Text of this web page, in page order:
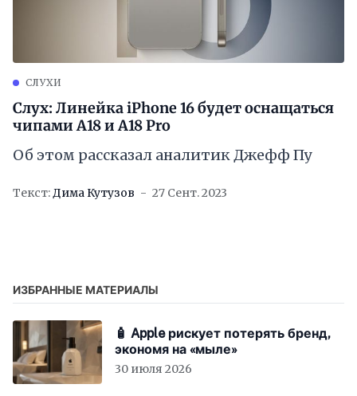
СЛУХИ
Слух: Линейка iPhone 16 будет оснащаться
чипами A18 и A18 Pro
Об этом рассказал аналитик Джефф Пу
Текст:Дима Кутузов 27 Сент. 2023
ИЗБРАННЫЕ МАТЕРИАЛЫ
🧴 Apple рискует потерять бренд,
экономя на «мыле»
30 июля 2026